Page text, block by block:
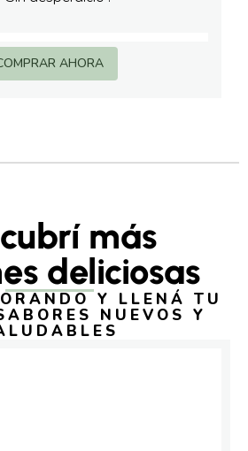
AHORA
más
deliciosas
Y LLENÁ TU
NUEVOS Y